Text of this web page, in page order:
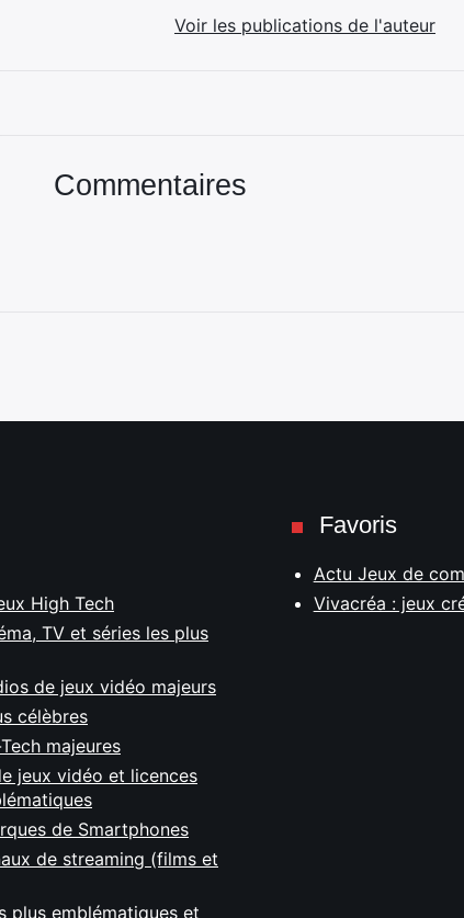
Voir les publications de l'auteur
Commentaires
High Tech
TV et séries les plus
de jeux vidéo majeurs
célèbres
majeures
jeux vidéo et licences
de Smartphones
de streaming (films et
plus emblématiques et
Favoris
Actu Jeux de
Vivacréa : jeux